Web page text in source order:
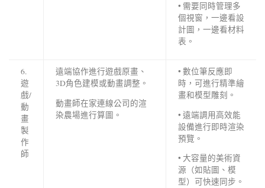
• 需要同時管理多
個視窗，一邊看設
計圖，一邊看材料
表。
6.
遊
戲/
動
畫
製
作
師
遠端協作進行遊戲原畫、
3D角色建模或動畫調整。
動畫師在家連線公司的渲
染農場進行算圖。
• 數位筆反應即
時，可進行精準繪
畫和模型雕刻。
• 遠端調用高效能
設備進行即時渲染
預覽。
• 大容量的美術資
源（如貼圖、模
型）可快速同步。